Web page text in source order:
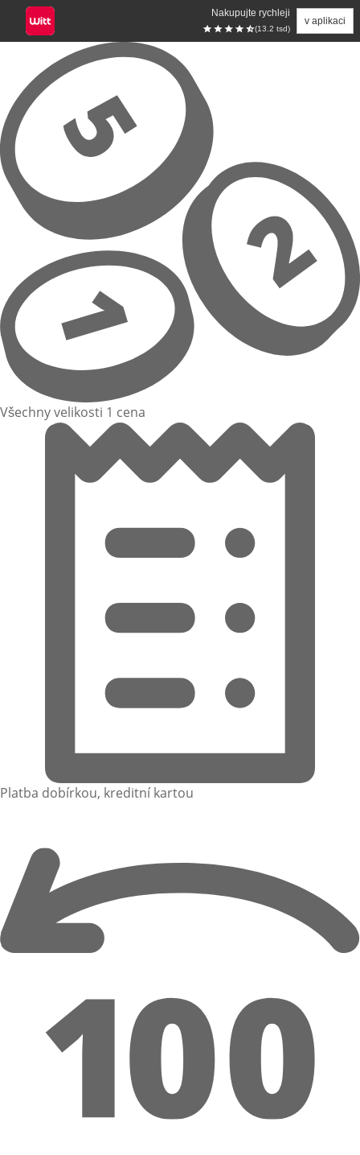
Nakupujte rychleji
(13.2 tsd)
v aplikaci
Přeskočit na hlavní obsah
Všechny velikosti 1 cena
Platba dobírkou, kreditní kartou